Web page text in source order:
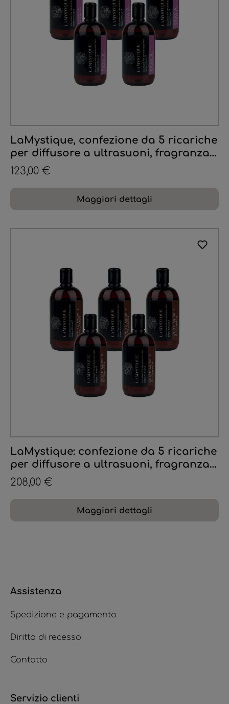
LaMystique, confezione da 5 ricariche
per diffusore a ultrasuoni, fragranza
Rosa e Gelsomino, 500 ml.
123,00 €
Maggiori dettagli
LaMystique: confezione da 5 ricariche
per diffusore a ultrasuoni, fragranza
Muschio Bianco e Ciclamino, 500 ml.
208,00 €
Maggiori dettagli
Assistenza
Spedizione e pagamento
Diritto di recesso
Contatto
Servizio clienti